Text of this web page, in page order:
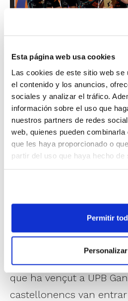
Esta página web usa cookies
Las cookies de este sitio web se
el contenido y los anuncios,
sociales y analizar el tráfico.
información sobre el uso que
nuestros partners de redes
web, quienes pueden
que les haya proporcionado o
partir del uso que haya hecho de
Permitir
Personalizar
El València Basket s'ha
Infantil Masculí IR
guanyar els seus tres
la jornada inaugural va
Gandia (15-55), l'endemà
Castelló (36-77) i aquest
posat el colofó davant
d'emprar-se a fons i que
sentenciar fins als
La tercera plaça se
que ha vençut a UPB
castellonencs van